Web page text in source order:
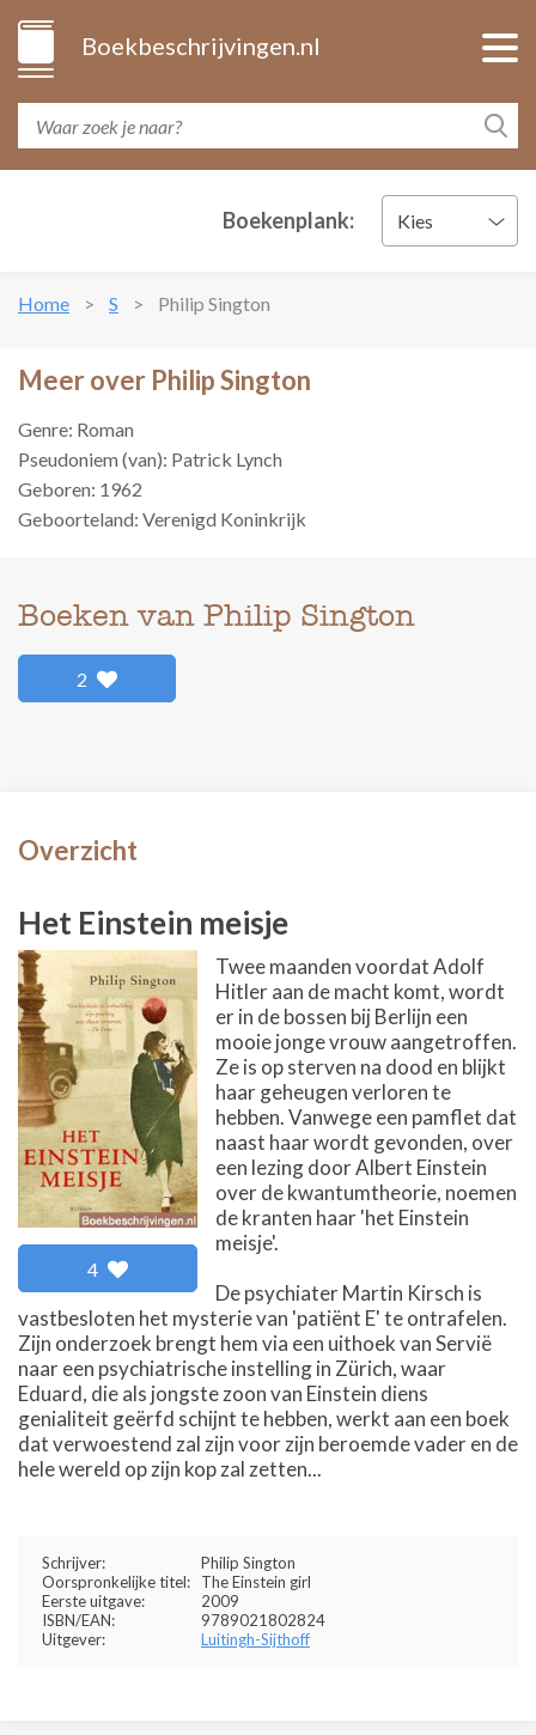
Boekbeschrijvingen.nl
Boekenplank: Kies
Home S Philip Sington
Meer over Philip Sington
Genre: Roman
Pseudoniem (van): Patrick Lynch
Geboren: 1962
Geboorteland: Verenigd Koninkrijk
Boeken van Philip Sington
2
Overzicht
Het Einstein meisje
4
Twee maanden voordat Adolf
Hitler aan de macht komt, wordt
er in de bossen bij Berlijn een
mooie jonge vrouw aangetroffen.
Ze is op sterven na dood en blijkt
haar geheugen verloren te
hebben. Vanwege een pamflet dat
naast haar wordt gevonden, over
een lezing door Albert Einstein
over de kwantumtheorie, noemen
de kranten haar 'het Einstein
meisje'.
De psychiater Martin Kirsch is
vastbesloten het mysterie van 'patiënt E' te ontrafelen.
Zijn onderzoek brengt hem via een uithoek van Servië
naar een psychiatrische instelling in Zürich, waar
Eduard, die als jongste zoon van Einstein diens
genialiteit geërfd schijnt te hebben, werkt aan een boek
dat verwoestend zal zijn voor zijn beroemde vader en de
hele wereld op zijn kop zal zetten...
Schrijver:
Philip Sington
Oorspronkelijke titel:
The Einstein girl
Eerste uitgave:
2009
ISBN/EAN:
9789021802824
Uitgever:
Luitingh-Sijthoff